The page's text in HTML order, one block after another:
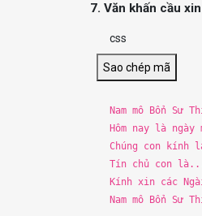
7. Văn khấn cầu
css
Sao chép mã
Nam mô Bổn Sư Th
Hôm nay là ngày
Chúng con kính
Tín chủ con
Kính xin các Ngà
Nam mô
Bổn Sư Th